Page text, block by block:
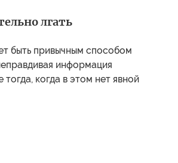
лгать
быть привычным способом
информация
тогда, когда в этом нет явной